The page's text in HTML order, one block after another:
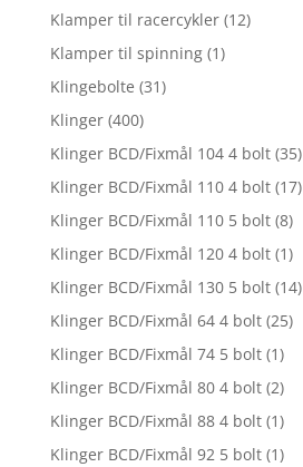
Klamper til racercykler (12)
Klamper til spinning (1)
Klingebolte (31)
Klinger (400)
Klinger BCD/Fixmål 104 4 bolt (35)
Klinger BCD/Fixmål 110 4 bolt (17)
Klinger BCD/Fixmål 110 5 bolt (8)
Klinger BCD/Fixmål 120 4 bolt (1)
Klinger BCD/Fixmål 130 5 bolt (14)
Klinger BCD/Fixmål 64 4 bolt (25)
Klinger BCD/Fixmål 74 5 bolt (1)
Klinger BCD/Fixmål 80 4 bolt (2)
Klinger BCD/Fixmål 88 4 bolt (1)
Klinger BCD/Fixmål 92 5 bolt (1)